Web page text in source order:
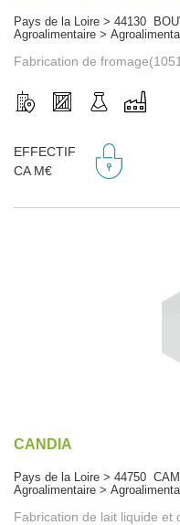
Pays de la Loire > 44130
Agroalimentaire >
Fabrication de
EFFECTIF
CA M€
CANDIA
Pays de la Loire > 44750
Agroalimentaire >
Fabrication de lait liquide et